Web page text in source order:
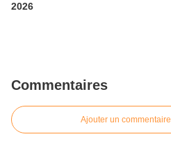
2026
Commentaires
Ajouter un commentaire